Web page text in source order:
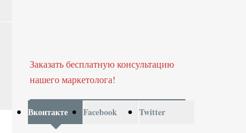
Заказать бесплатную консультацию
нашего маркетолога!
Вконтакте Facebook Twitter